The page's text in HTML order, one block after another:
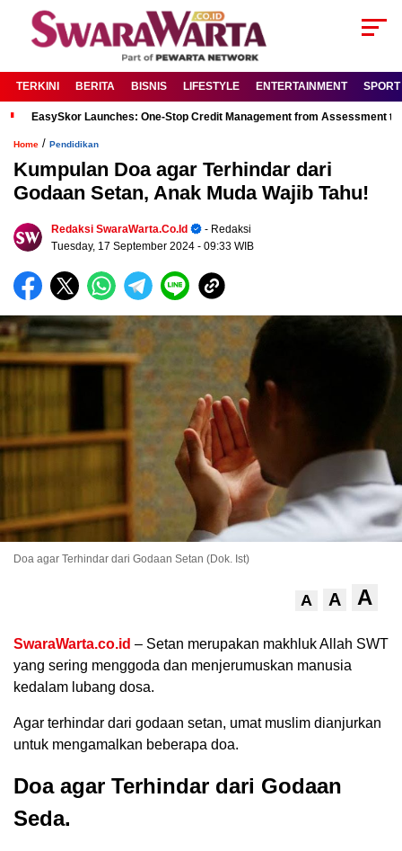
TERKINI BERITA BISNIS LIFESTYLE ENTERTAINMENT SPORT
EasySkor Launches: One-Stop Credit Management from Assessment
Home / Pendidikan
Kumpulan Doa agar Terhindar dari
Godaan Setan, Anak Muda Wajib Tahu!
Redaksi SwaraWarta.co.id
- Redaksi
Tuesday, 17 September 2024 - 09:33 WIB
Doa agar Terhindar dari Godaan Setan (Dok. Ist)
A A A
SwaraWarta.co.id – Setan merupakan makhluk Allah SWT
yang sering menggoda dan menjerumuskan manusia
kedalam lubang dosa.
Agar terhindar dari godaan setan, umat muslim dianjurkan
untuk mengamalkan beberapa doa.
Doa agar Terhindar dari Godaan
Seda.